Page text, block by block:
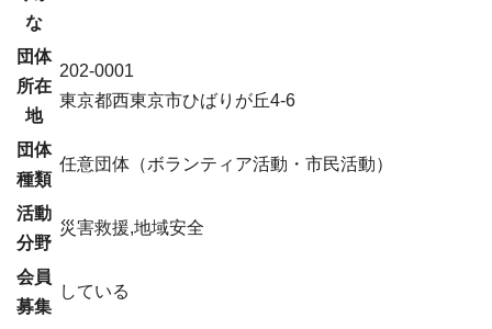
な
団体
所在
地
202-0001
東京都西東京市ひばりが丘4-6
団体
種類
任意団体（ボランティア活動・市民活動）
活動
分野
災害救援,地域安全
会員
募集
している